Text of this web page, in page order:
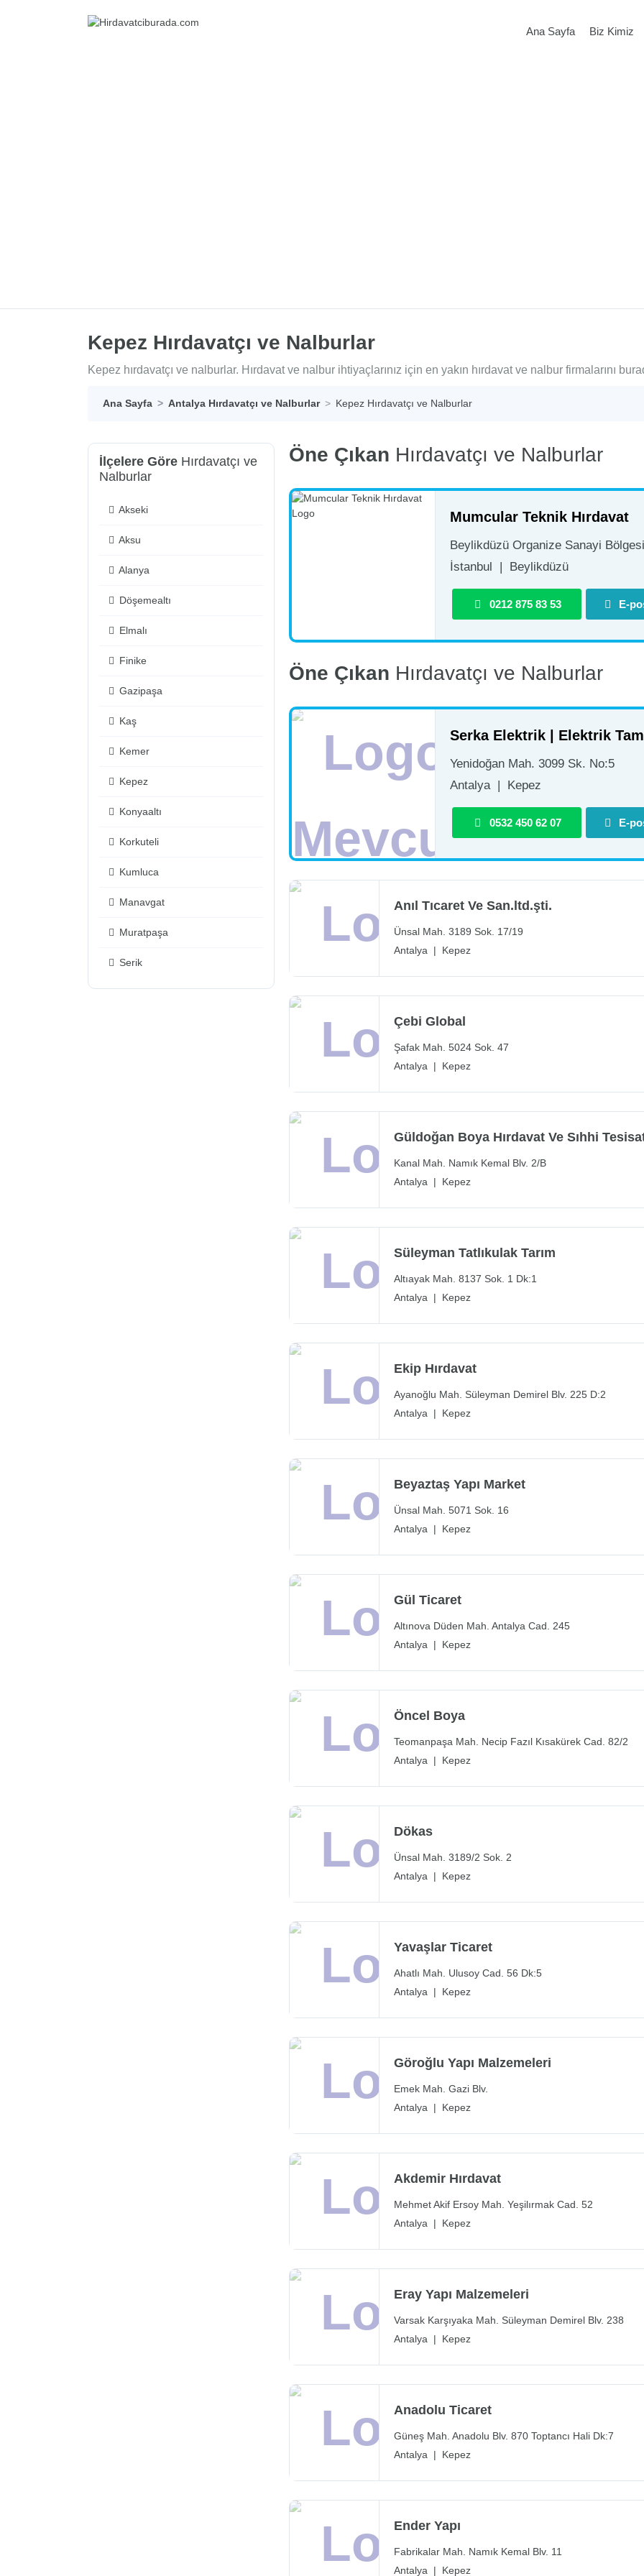
Ana Sayfa Biz Kimiz
Kepez Hırdavatçı ve Nalburlar
Kepez hırdavatçı ve nalburlar. Hırdavat ve nalbur ihtiyaçlarınız için en yakın hırdavat ve nalbur firmalarını
Ana Sayfa Antalya Hırdavatçı ve Nalburlar Kepez Hırdavatçı ve Nalburlar
İlçelere Göre Hırdavatçı ve
Nalburlar
Akseki
Aksu
Alanya
Döşemealtı
Elmalı
Finike
Gazipaşa
Kaş
Kemer
Kepez
Konyaaltı
Korkuteli
Kumluca
Manavgat
Muratpaşa
Serik
Öne Çıkan Hırdavatçı ve Nalburlar
Mumcular Teknik Hırdavat
Beylikdüzü Organize Sanayi
İstanbul
Beylikdüzü
0212 875 83 53 E-
Öne Çıkan Hırdavatçı ve Nalburlar
Yenidoğan Mah. 3099 Sk. No:5
Antalya| Kepez
0532 450 62 07 E-
Anıl Tıcaret Ve San.ltd.şti.
Ünsal Mah. 3189 Sok. 17/19
Antalya | Kepez
Çebi Global
Şafak Mah. 5024 Sok. 47
Antalya | Kepez
Güldoğan Boya Hırdavat Ve Sıhhi
Kanal Mah. Namık Kemal Blv. 2/B
Antalya | Kepez
Süleyman Tatlıkulak Tarım
Altıayak Mah. 8137 Sok. 1 Dk:1
Antalya | Kepez
Ekip Hırdavat
Ayanoğlu Mah. Süleyman Demirel Blv. 225 D:2
Antalya | Kepez
Beyaztaş Yapı Market
Ünsal Mah. 5071 Sok. 16
Antalya | Kepez
Gül Ticaret
Altınova Düden Mah. Antalya Cad. 245
Antalya | Kepez
Öncel Boya
Teomanpaşa Mah. Necip Fazıl Kısakürek Cad. 82/2
Antalya | Kepez
Dökas
Ünsal Mah. 3189/2 Sok. 2
Antalya | Kepez
Yavaşlar Ticaret
Ahatlı Mah. Ulusoy Cad. 56 Dk:5
Antalya | Kepez
Göroğlu Yapı Malzemeleri
Emek Mah. Gazi Blv.
Antalya | Kepez
Akdemir Hırdavat
Mehmet Akif Ersoy Mah. Yeşilırmak Cad. 52
Antalya | Kepez
Eray Yapı Malzemeleri
Varsak Karşıyaka Mah. Süleyman Demirel Blv. 238
Antalya | Kepez
Anadolu Ticaret
Güneş Mah. Anadolu Blv. 870 Toptancı Hali Dk:7
Antalya | Kepez
Ender Yapı
Fabrikalar Mah. Namık Kemal Blv. 11
Antalya | Kepez